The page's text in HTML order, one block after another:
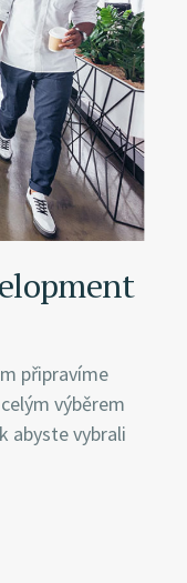
připravíme
výběrem
abyste vybrali